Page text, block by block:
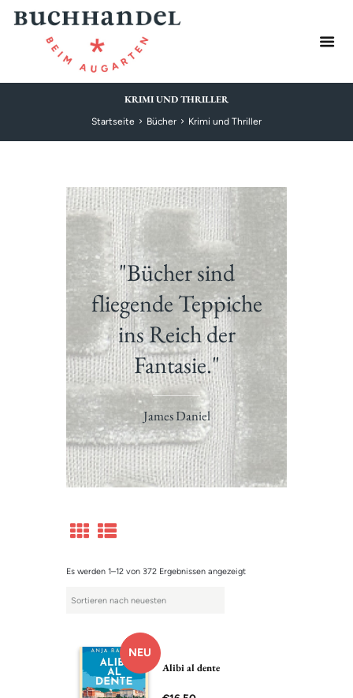
KRIMI UND THRILLER
Startseite Bücher Krimi und Thriller
"Bücher sind
fliegende Teppiche
ins Reich der
Fantasie."
James Daniel
Es werden 1–12 von 372 Ergebnissen angezeigt
NEU
Alibi al dente